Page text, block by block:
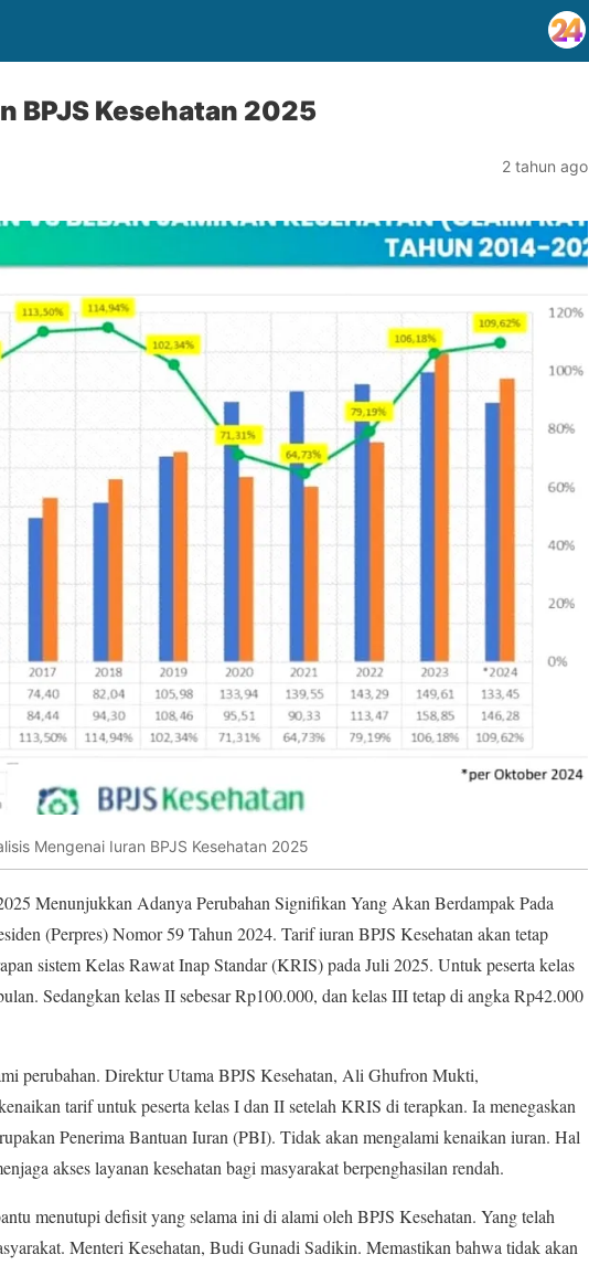
BPJS Kesehatan 2025
2 tahun ago
Mengenai Iuran BPJS Kesehatan 2025
Menunjukkan Adanya Perubahan Signifikan Yang Akan Berdampak Pada
(Perpres) Nomor 59 Tahun 2024. Tarif iuran BPJS Kesehatan akan tetap
sistem Kelas Rawat Inap Standar (KRIS) pada Juli 2025. Untuk peserta kelas
Sedangkan kelas II sebesar Rp100.000, dan kelas III tetap di angka Rp42.000
perubahan. Direktur Utama BPJS Kesehatan, Ali Ghufron Mukti,
tarif untuk peserta kelas I dan II setelah KRIS di terapkan. Ia menegaskan
Penerima Bantuan Iuran (PBI). Tidak akan mengalami kenaikan iuran. Hal
akses layanan kesehatan bagi masyarakat berpenghasilan rendah.
menutupi defisit yang selama ini di alami oleh BPJS Kesehatan. Yang telah
Menteri Kesehatan, Budi Gunadi Sadikin. Memastikan bahwa tidak akan